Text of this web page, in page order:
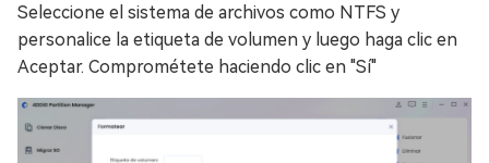
Seleccione el sistema de archivos como NTFS y
personalice la etiqueta de volumen y luego haga clic en
Aceptar. Comprométete haciendo clic en "Sí"